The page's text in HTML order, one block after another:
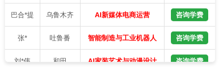
巴合*提 乌鲁木齐 AI新媒体电商运营 咨询学费
张* 吐鲁番 智能制造与工业机器人 咨询学费
刘*伟 和田 AI家装艺术与动漫设计 咨询学费